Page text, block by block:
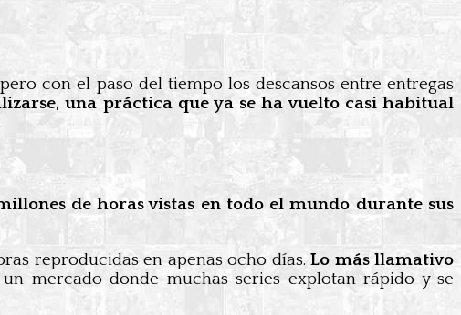
con el paso del tiempo los descansos entre entregas
una práctica que ya se ha vuelto casi habitual
de horas vistas en todo el mundo durante sus
reproducidas en apenas ocho días.Lo más llamativo
mercado donde muchas series explotan rápido y se